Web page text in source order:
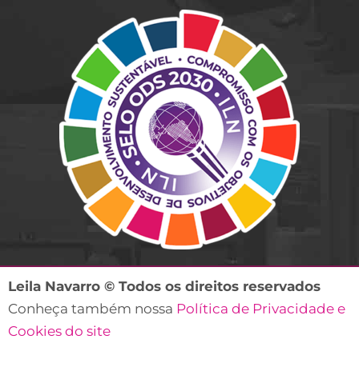
Leila Navarro © Todos os direitos reservados
Conheça também nossa Política de Privacidade e
Cookies do site